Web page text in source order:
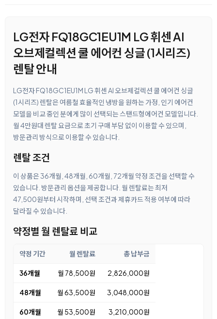
LG전자 FQ18GC1EU1M LG 휘센 AI
오브제컬렉션 쿨 에어컨 싱글 (1시리즈)
렌탈 안내
LG전자 FQ18GC1EU1M LG 휘센 AI 오브제컬렉션 쿨 에어컨 싱글
(1시리즈) 렌탈은 여름철 효율적인 냉방을 원하는 가정, 인기 에어컨
모델을 비교 중인 분에게 많이 선택되는 스탠드형에어컨 모델입니다.
월 4만원대 렌탈 요금으로 초기 구매 부담 없이 이용할 수 있으며,
방문관리 방식으로 이용할 수 있습니다.
렌탈 조건
이 상품은 36개월, 48개월, 60개월, 72개월 약정 조건을 선택할 수
있습니다. 방문관리 옵션을 제공합니다. 월 렌탈료는 최저
47,500원부터 시작하며, 선택 조건과 제휴카드 적용 여부에 따라
달라질 수 있습니다.
약정별 월 렌탈료 비교
약정 기간 월 렌탈료 총 납부금
36개월 월 78,500원 2,826,000원
48개월 월 63,500원 3,048,000원
60개월 월 53,500원 3,210,000원